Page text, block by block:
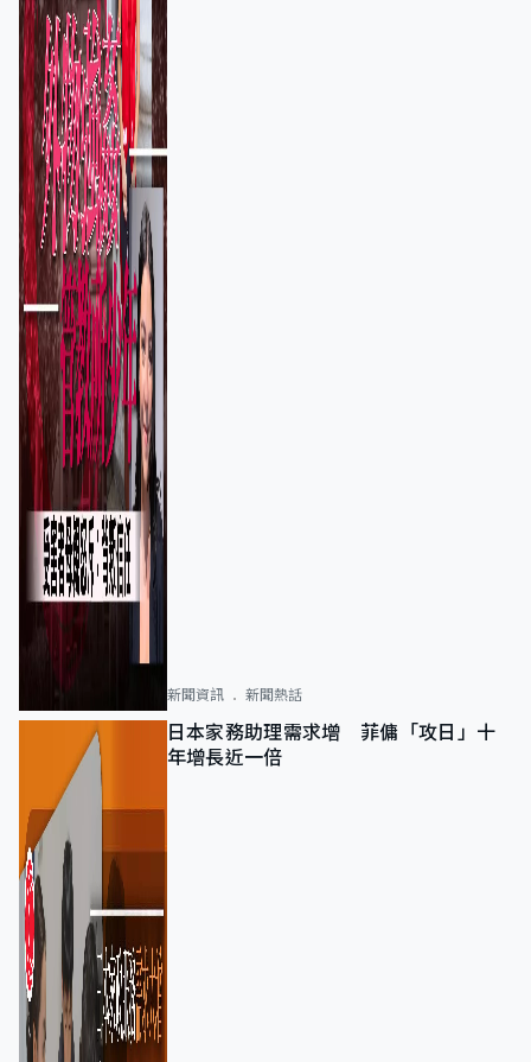
新聞資訊 新聞熱話
日本家務助理需求增 菲傭「攻日」十
年增長近一倍